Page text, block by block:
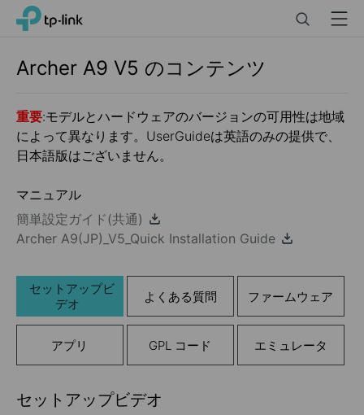
Click
navigation
TP-Link, Reliably Smart Menu
Archer A9 V5 のコンテンツ
重要:モデルとハードウェアのバージョンの可用性は地域
によって異なります。UserGuideは英語のみの提供で、
日本語版はございません。
マニュアル
簡単設定ガイド(共通)
Archer A9(JP)_V5_Quick Installation Guide
セットアップビ
デオ
よくある質問 ファームウェア
アプリ GPL コード エミュレータ
セットアップビデオ